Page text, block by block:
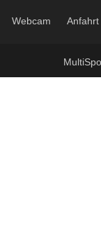
Webcam Anfahrt